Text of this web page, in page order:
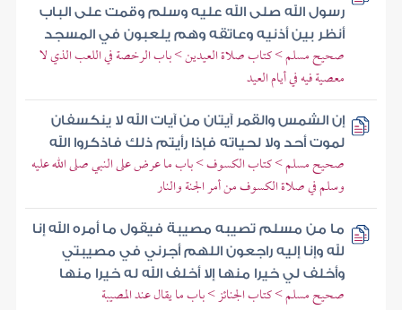
رسول الله صلى الله عليه وسلم وقمت على الباب
أنظر بين أذنيه وعاتقه وهم يلعبون في المسجد
صحيح مسلم > كتاب صلاة العيدين > باب الرخصة في اللعب الذي لا
معصية فيه في أيام العيد
إن الشمس والقمر آيتان من آيات الله لا ينكسفان
لموت أحد ولا لحياته فإذا رأيتم ذلك فاذكروا الله
صحيح مسلم > كتاب الكسوف > باب ما عرض على النبي صلى الله عليه
وسلم في صلاة الكسوف من أمر الجنة والنار
ما من مسلم تصيبه مصيبة فيقول ما أمره الله إنا
لله وإنا إليه راجعون اللهم أجرني في مصيبتي
وأخلف لي خيرا منها إلا أخلف الله له خيرا منها
صحيح مسلم > كتاب الجنائز > باب ما يقال عند المصيبة